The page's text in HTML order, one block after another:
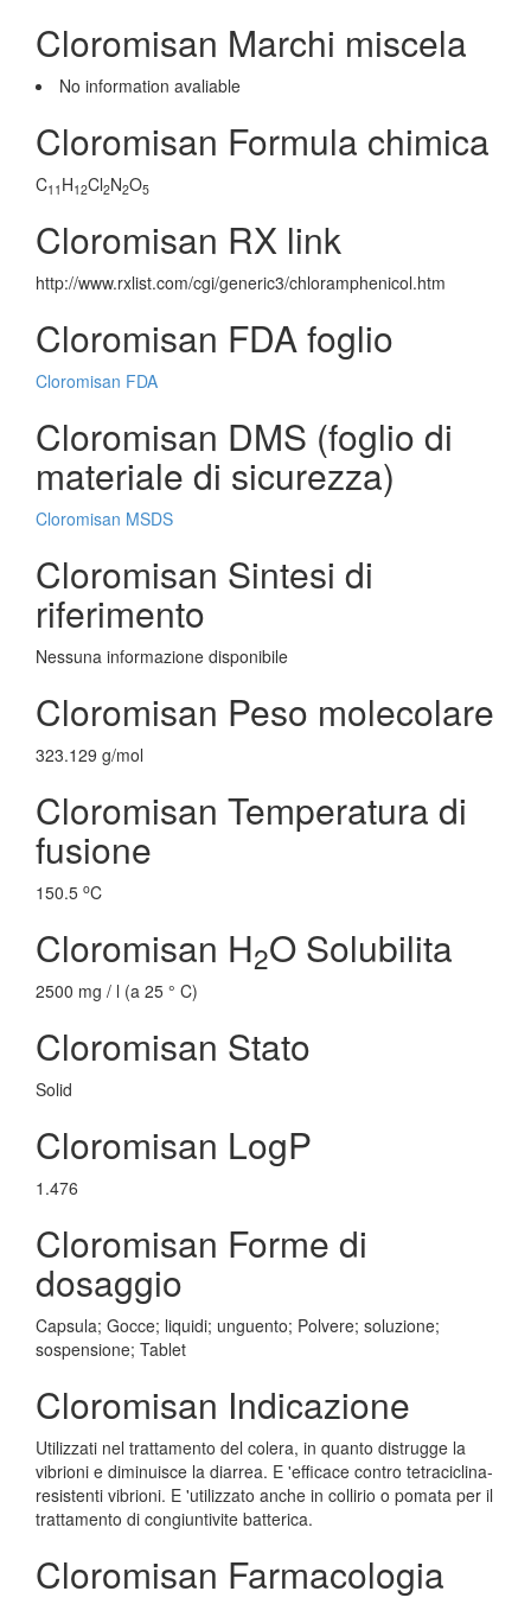
Cloromisan Marchi miscela
No information avaliable
Cloromisan Formula chimica
C11 H12Cl2N2O5
Cloromisan RX link
http://www.rxlist.com/cgi/generic3/chloramphenicol.htm
Cloromisan FDA foglio
Cloromisan FDA
Cloromisan DMS (foglio di
materiale di sicurezza)
Cloromisan MSDS
Cloromisan Sintesi di
riferimento
Nessuna informazione disponibile
Cloromisan Peso molecolare
323.129 g/mol
Cloromisan Temperatura di
fusione
150.5 oC
Cloromisan H2O Solubilita
2500 mg / l (a 25 ° C)
Cloromisan Stato
Solid
Cloromisan LogP
1.476
Cloromisan Forme di
dosaggio
Capsula; Gocce; liquidi; unguento; Polvere; soluzione;
sospensione; Tablet
Cloromisan Indicazione
Utilizzati nel trattamento del colera, in quanto distrugge la
vibrioni e diminuisce la diarrea. E 'efficace contro tetraciclina-
resistenti vibrioni. E 'utilizzato anche in collirio o pomata per il
trattamento di congiuntivite batterica.
Cloromisan Farmacologia